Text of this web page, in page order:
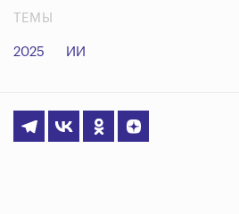
ТЕМЫ
2025 ИИ